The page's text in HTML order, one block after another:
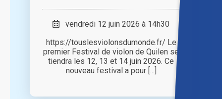
vendredi 12 juin 2026 à 14h30
https://touslesviolonsdumonde.fr/ Le
premier Festival de violon de Quilen se
tiendra les 12, 13 et 14 juin 2026. Ce
nouveau festival a pour [...]